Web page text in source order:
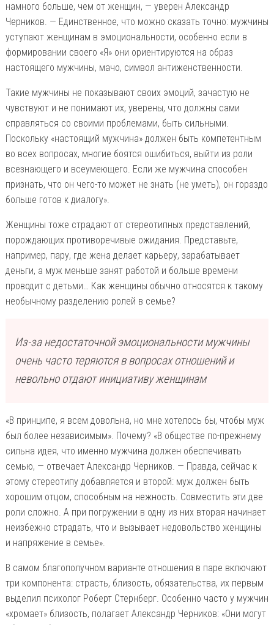
намного больше, чем от женщин, — уверен Александр
Черников. — Единственное, что можно сказать точно: мужчины
уступают женщинам в эмоциональности, особенно если в
формировании своего «Я» они ориентируются на образ
настоящего мужчины, мачо, символ антиженственности.
Такие мужчины не показывают своих эмоций, зачастую не
чувствуют и не понимают их, уверены, что должны сами
справляться со своими проблемами, быть сильными.
Поскольку «настоящий мужчина» должен быть компетентным
во всех вопросах, многие боятся ошибиться, выйти из роли
всезнающего и всеумеющего. Если же мужчина способен
признать, что он чего-то может не знать (не уметь), он гораздо
больше готов к диалогу».
Женщины тоже страдают от стереотипных представлений,
порождающих противоречивые ожидания. Представьте,
например, пару, где жена делает карьеру, зарабатывает
деньги, а муж меньше занят работой и больше времени
проводит с детьми… Как женщины обычно относятся к такому
необычному разделению ролей в семье?
Из-за недостаточной эмоциональности мужчины
очень часто теряются в вопросах отношений и
невольно отдают инициативу женщинам
«В принципе, я всем довольна, но мне хотелось бы, чтобы муж
был более независимым». Почему? «В обществе по-прежнему
сильна идея, что именно мужчина должен обеспечивать
семью, — отвечает Александр Черников. — Правда, сейчас к
этому стереотипу добавляется и второй: муж должен быть
хорошим отцом, способным на нежность. Совместить эти две
роли сложно. А при погружении в одну из них вторая начинает
неизбежно страдать, что и вызывает недовольство женщины
и напряжение в семье».
В самом благополучном варианте отношения в паре включают
три компонента: страсть, близость, обязательства, их первым
выделил психолог Роберт Стернберг. Особенно часто у мужчин
«хромает» близость, полагает Александр Черников: «Они могут